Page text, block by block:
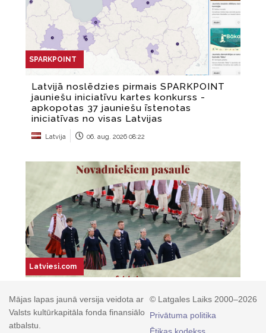
© Latgales Laiks 2000–2026
Privātuma politika
Mājas lapas jaunā versija veidota ar
Valsts kultūrkapitāla fonda finansiālo
atbalstu.